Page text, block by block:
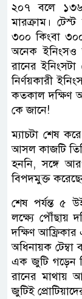
২০৭ বলে ১৩৬
মারক্রাম।
৩০০ কিংবা
অনেক ইনিংসও
রানের
নির্ণয়কারী
কতকাল দক্ষিণ
কে জানে!
ম্যাচটা শেষ
আসল কাজটি
হননি, সঙ্গে
বিপদমুক্ত
শেষ পর্যন্ত ৫
লক্ষ্যে পৌঁছায়
দক্ষিণ
অধিনায়ক টেম্বা
এক জুটি গড়েন
রানের মাথায়
জুটিই